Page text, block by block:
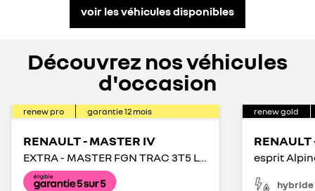
voir les véhicules disponibles
Découvrez nos véhicules
d'occasion
renew pro garantie12 mois
RENAULT - MASTER IV
EXTRA - MASTER FGN TRAC 3T5 L2H2 BLUE DCI 150
renew gold
hybride